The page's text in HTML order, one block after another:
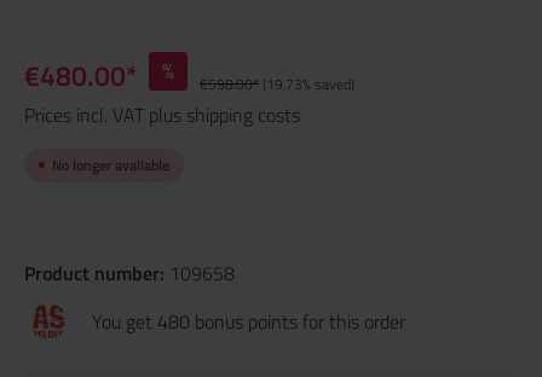
€480.00* % €598.00* (19.73% saved)
Prices incl. VAT plus shipping costs
No longer available
Product number: 109658
You get 480 bonus points for this order